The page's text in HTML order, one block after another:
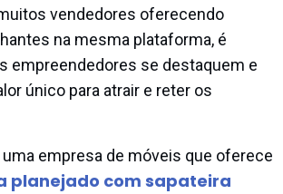
vendedores oferecendo
na mesma plataforma, é
empreendedores se destaquem e
único para atrair e reter os
empresa de móveis que oferece
planejado com sapateira